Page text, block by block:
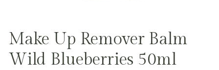
Make Up Remover Balm
Wild Blueberries 50ml